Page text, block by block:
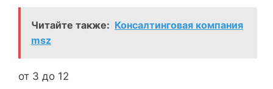
Читайте также: Консалтинговая компания
msz
от 3 до 12